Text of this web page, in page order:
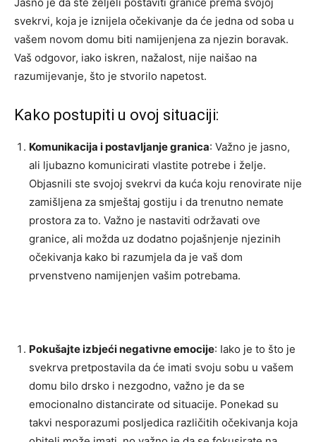
svekrvi, koja je iznijela očekivanje da će jedna od soba u
vašem novom domu biti namijenjena za njezin boravak.
Vaš odgovor, iako iskren, nažalost, nije naišao na
razumijevanje, što je stvorilo napetost.
Kako postupiti u ovoj situaciji:
Komunikacija i postavljanje granica: Važno je jasno,
ali ljubazno komunicirati vlastite potrebe i želje.
Objasnili ste svojoj svekrvi da kuća koju renovirate nije
zamišljena za smještaj gostiju i da trenutno nemate
prostora za to. Važno je nastaviti održavati ove
granice, ali možda uz dodatno pojašnjenje njezinih
očekivanja kako bi razumjela da je vaš dom
prvenstveno namijenjen vašim potrebama.
Pokušajte izbjeći negativne emocije: Iako je to što je
svekrva pretpostavila da će imati svoju sobu u vašem
domu bilo drsko i nezgodno, važno je da se
emocionalno distancirate od situacije. Ponekad su
takvi nesporazumi posljedica različitih očekivanja koja